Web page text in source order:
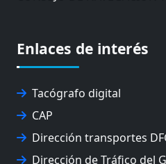
EXPOLOGÍSTICA
FEVATRANS (FEDERACIÓN
GIZLOGA
JUNTA ARBITRAL DEL
MONDRAGÓN
UPV/EHU
Enlaces de interés
Tacógrafo digital
CAP
Dirección transportes
Dirección de Tráfico del